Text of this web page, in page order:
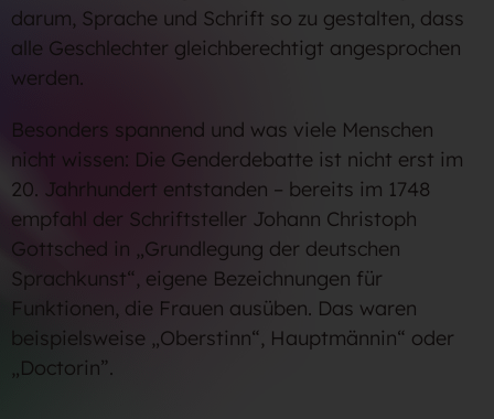
darum, Sprache und Schrift so zu gestalten, dass
alle Geschlechter gleichberechtigt angesprochen
werden.
Besonders spannend und was viele Menschen
nicht wissen: Die Genderdebatte ist nicht erst im
20. Jahrhundert entstanden – bereits im 1748
empfahl der Schriftsteller Johann Christoph
Gottsched in „Grundlegung der deutschen
Sprachkunst“, eigene Bezeichnungen für
Funktionen, die Frauen ausüben. Das waren
beispielsweise „Oberstinn“, Hauptmännin“ oder
„Doctorin”.